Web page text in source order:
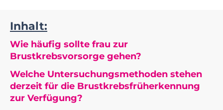
Inhalt:
Wie häufig sollte frau zur
Brustkrebsvorsorge gehen?
Welche Untersuchungsmethoden stehen
derzeit für die Brustkrebsfrüherkennung
zur Verfügung?